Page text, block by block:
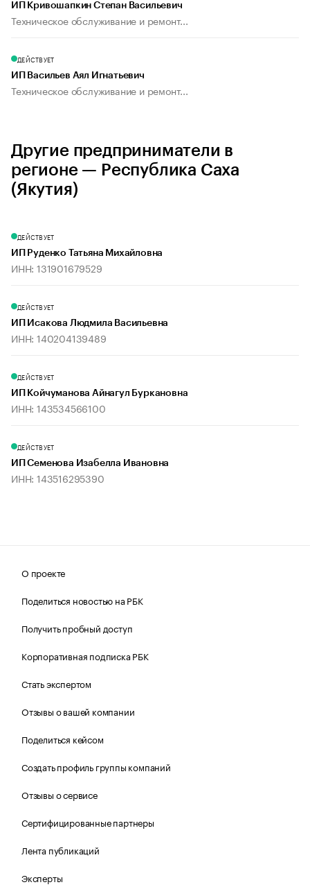
ИП Кривошапкин Степан Васильевич
Техническое обслуживание и ремонт...
ДЕЙСТВУЕТ
ИП Васильев Аял Игнатьевич
Техническое обслуживание и ремонт...
Другие предприниматели в
регионе — Республика Саха
(Якутия)
ДЕЙСТВУЕТ
ИП Руденко Татьяна Михайловна
ИНН: 131901679529
ДЕЙСТВУЕТ
ИП Исакова Людмила Васильевна
ИНН: 140204139489
ДЕЙСТВУЕТ
ИП Койчуманова Айнагул Буркановна
ИНН: 143534566100
ДЕЙСТВУЕТ
ИП Семенова Изабелла Ивановна
ИНН: 143516295390
О проекте
Поделиться новостью на РБК
Получить пробный доступ
Корпоративная подписка РБК
Стать экспертом
Отзывы о вашей компании
Поделиться кейсом
Создать профиль группы компаний
Отзывы о сервисе
Сертифицированные партнеры
Лента публикаций
Эксперты